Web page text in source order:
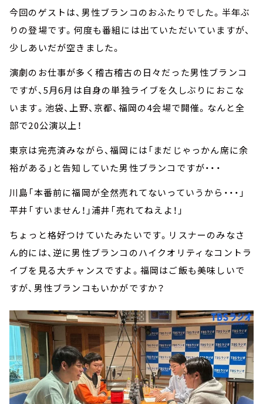
今回のゲストは、男性ブランコのおふたりでした。半年ぶ
りの登場です。何度も番組には出ていただいていますが、
少しあいだが空きました。
演劇のお仕事が多く稽古稽古の日々だった男性ブランコ
ですが、5月6月は自身の単独ライブを久しぶりにおこな
います。池袋、上野、京都、福岡の4会場で開催。なんと全
部で20公演以上！
東京は完売済みながら、福岡には「まだじゃっかん席に余
裕がある」と告知していた男性ブランコですが・・・
川島「本番前に福岡が全然売れてないっていうから・・・」
平井「すいません！」浦井「売れてねえよ！」
ちょっと格好つけていたみたいです。リスナーのみなさ
ん的には、逆に男性ブランコのハイクオリティなコントラ
イブを見る大チャンスですよ。福岡はご飯も美味しいで
すが、男性ブランコもいかがですか？